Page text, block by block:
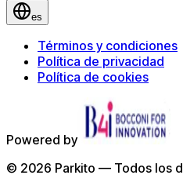
es
Términos y condiciones
Política de privacidad
Política de cookies
Powered by
© 2026 Parkito — Todos los